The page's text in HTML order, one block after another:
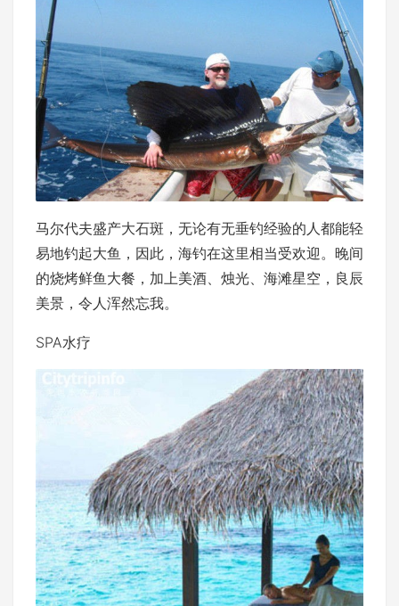
马尔代夫盛产大石斑，无论有无垂钓经验的人都能轻
易地钓起大鱼，因此，海钓在这里相当受欢迎。晚间
的烧烤鲜鱼大餐，加上美酒、烛光、海滩星空，良辰
美景，令人浑然忘我。
SPA水疗